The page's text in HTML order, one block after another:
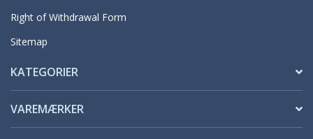
Right of Withdrawal Form
Sitemap
KATEGORIER
VAREMÆRKER